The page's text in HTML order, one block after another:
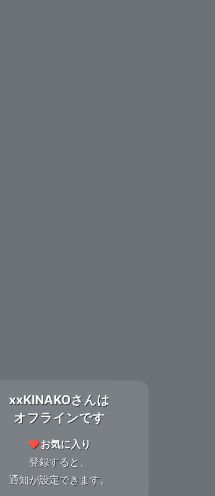
xxKINAKOさんは
オフラインです
お気に入り
登録すると、
通知が設定できます。